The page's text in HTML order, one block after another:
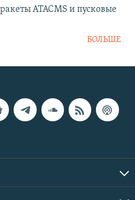
ATACMS и пусковые
БОЛЬШЕ